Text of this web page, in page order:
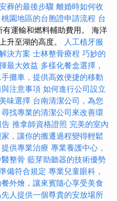
葬的最後步驟 離婚時如何收
桃園地區的台胞證申請流程 台
運輸和燃料輔助費用。 海洋
升至湖的高度。 人工植牙服
決方案 士林整骨療程 巧妙的
最大效益 多樣化餐盒選擇，
攤車，提供高效便捷的移動
注意事項 如何進行公司設立
味選擇 台南清潔公司，為您
尋找專業的清潔公司來改善環
推拿師資格證照 完美的室內
，讓你的搬遷過程變得輕鬆
供專業治療 專業養護中心，
整骨 藍芽助聽器的技術優勢
備符合規定 專業兒童眼科，
餐外燴，讓來賓隨心享受美食
人提供一個尊貴的安放場所